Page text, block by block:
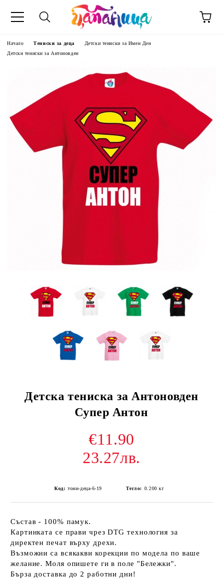
Начало Тениски за деца
Детски тениски за Имен Ден
Детски тениски за Антоновден
Детска тениска за Антоновден
Супер Антон
€11.90
23.27лв.
Код: тони-деца-6-19 Тегло: 0.200 кг
Състав - 100% памук.
Картинката се прави чрез DTG технология за
директен печат върху дрехи.
Възможни са всякакви корекции по модела по ваше
желание. Моля опишете ги в поле "Бележки".
Бърза доставка до 2 работни дни!